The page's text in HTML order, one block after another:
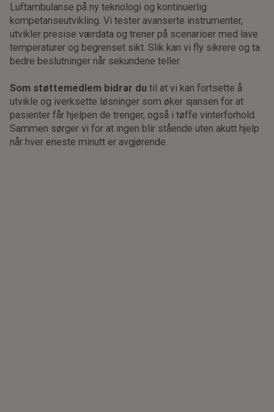
Luftambulanse på ny teknologi og kontinuerlig
kompetanseutvikling. Vi tester avanserte instrumenter,
utvikler presise værdata og trener på scenarioer med lave
temperaturer og begrenset sikt. Slik kan vi fly sikrere og ta
bedre beslutninger når sekundene teller.
Som støttemedlem bidrar du til at vi kan fortsette å
utvikle og iverksette løsninger som øker sjansen for at
pasienter får hjelpen de trenger, også i tøffe vinterforhold.
Sammen sørger vi for at ingen blir stående uten akutt hjelp
når hver eneste minutt er avgjørende.